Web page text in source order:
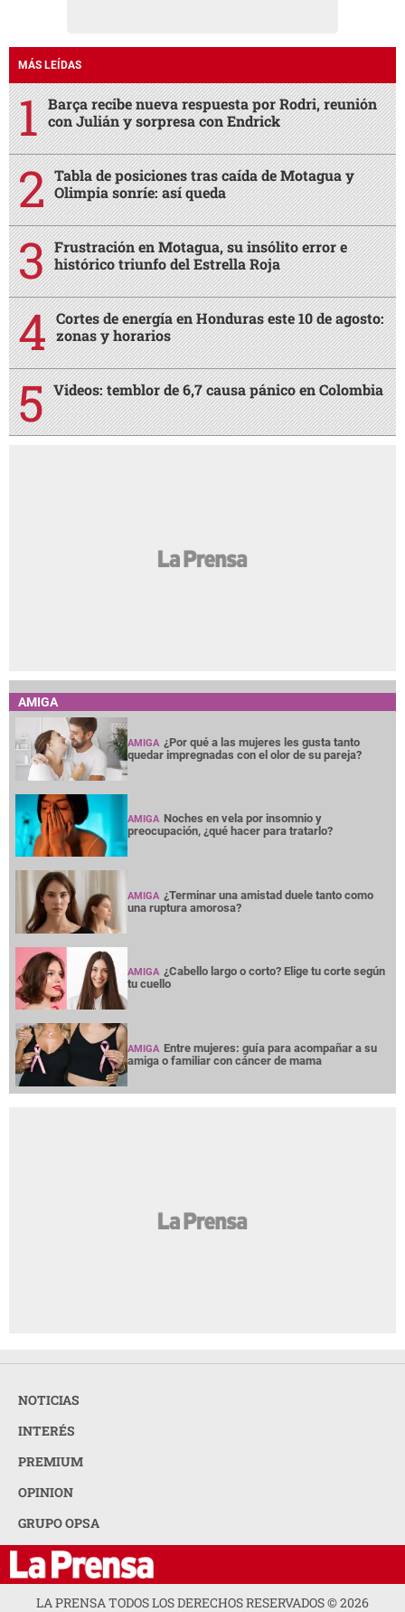
MÁS LEÍDAS
Barça recibe nueva respuesta por Rodri, reunión
con Julián y sorpresa con Endrick
Tabla de posiciones tras caída de Motagua y
Olimpia sonríe: así queda
Frustración en Motagua, su insólito error e
histórico triunfo del Estrella Roja
Cortes de energía en Honduras este 10 de agosto:
zonas y horarios
Videos: temblor de 6,7 causa pánico en Colombia
AMIGA
AMIGA ¿Por qué a las mujeres les gusta tanto
quedar impregnadas con el olor de su pareja?
AMIGA Noches en vela por insomnio y
preocupación, ¿qué hacer para tratarlo?
AMIGA ¿Terminar una amistad duele tanto como
una ruptura amorosa?
AMIGA ¿Cabello largo o corto? Elige tu corte según
tu cuello
AMIGA Entre mujeres: guía para acompañar a su
amiga o familiar con cáncer de mama
NOTICIAS
INTERÉS
PREMIUM
OPINION
GRUPO OPSA
LA PRENSA TODOS LOS DERECHOS RESERVADOS ©2026